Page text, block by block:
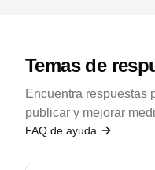
Temas de
Encuentra respuestas
publicar y mejorar
FAQ de ayuda